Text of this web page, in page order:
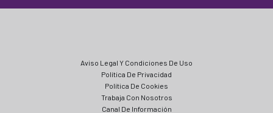
Aviso Legal Y Condiciones De Uso
Política De Privacidad
Política De Cookies
Trabaja Con Nosotros
Canal De Información